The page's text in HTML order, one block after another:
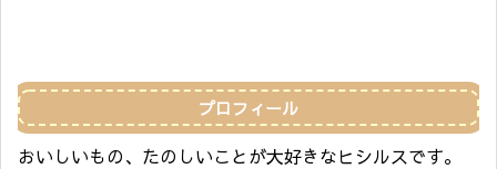
プロフィール
おいしいもの、たのしいことが大好きなヒシルスです。